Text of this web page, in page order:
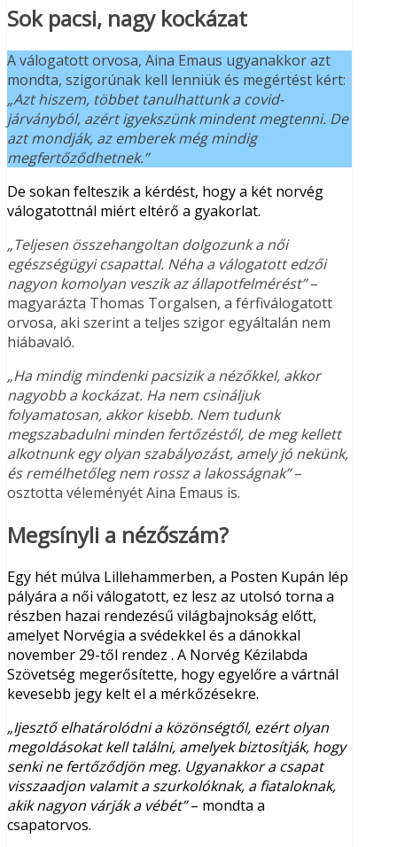
Sok pacsi, nagy kockázat
A válogatott orvosa, Aina Emaus ugyanakkor azt
mondta, szigorúnak kell lenniük és megértést kért:
„Azt hiszem, többet tanulhattunk a covid-
járványból, azért igyekszünk mindent megtenni. De
azt mondják, az emberek még mindig
megfertőződhetnek.”
De sokan felteszik a kérdést, hogy a két norvég
válogatottnál miért eltérő a gyakorlat.
„Teljesen összehangoltan dolgozunk a női
egészségügyi csapattal. Néha a válogatott edzői
nagyon komolyan veszik az állapotfelmérést”–
magyarázta Thomas Torgalsen, a férfiválogatott
orvosa, aki szerint a teljes szigor egyáltalán nem
hiábavaló.
„Ha mindig mindenki pacsizik a nézőkkel, akkor
nagyobb a kockázat. Ha nem csináljuk
folyamatosan, akkor kisebb. Nem tudunk
megszabadulni minden fertőzéstől, de meg kellett
alkotnunk egy olyan szabályozást, amely jó nekünk,
és remélhetőleg nem rossz a lakosságnak”–
osztotta véleményét Aina Emaus is.
Megsínyli a nézőszám?
Egy hét múlva Lillehammerben, a Posten Kupán lép
pályára a női válogatott, ez lesz az utolsó torna a
részben hazai rendezésű világbajnokság előtt,
amelyet Norvégia a svédekkel és a dánokkal
november 29-től rendez . A Norvég Kézilabda
Szövetség megerősítette, hogy egyelőre a vártnál
kevesebb jegy kelt el a mérkőzésekre.
„Ijesztő elhatárolódni a közönségtől, ezért olyan
megoldásokat kell találni, amelyek biztosítják, hogy
senki ne fertőződjön meg. Ugyanakkor a csapat
visszaadjon valamit a szurkolóknak, a fiataloknak,
akik nagyon várják a vébét”– mondta a
csapatorvos.